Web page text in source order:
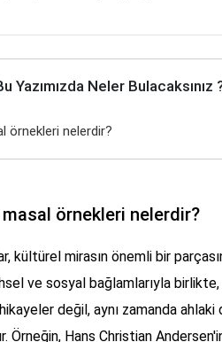
Yazımızda Neler Bulacaksınız
örnekleri nelerdir?
masal örnekleri nelerdir?
kültürel mirasın önemli bir
ve sosyal bağlamlarıyla birlikte,
değil, aynı zamanda
Örneğin, Hans Christian